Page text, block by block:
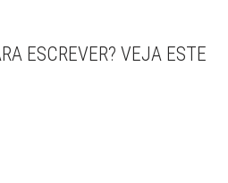
ESCREVER? VEJA ESTE